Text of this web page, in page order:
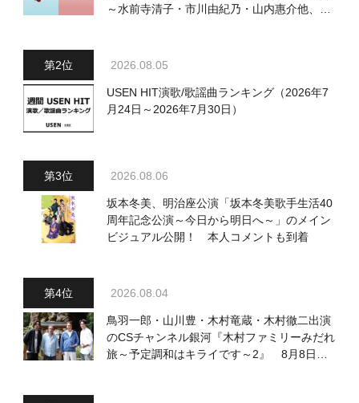
～水前寺清子・市川由紀乃・山内惠介他、
2026.08.05
USEN HIT演歌/歌謡曲ランキング（2026年7
月24日～2026年7月30日）
2026.08.06
坂本冬美、明治座公演「坂本冬美歌手生活40
周年記念公演～今日から明日へ～」のメイン
ビジュアル公開！ 本人コメントも到着
2026.08.04
鳥羽一郎・山川豊・木村竜蔵・木村徹二出演
のCSチャンネル銀河『木村ファミリーみだれ
旅～予定調和はキライです～2』 8月8日